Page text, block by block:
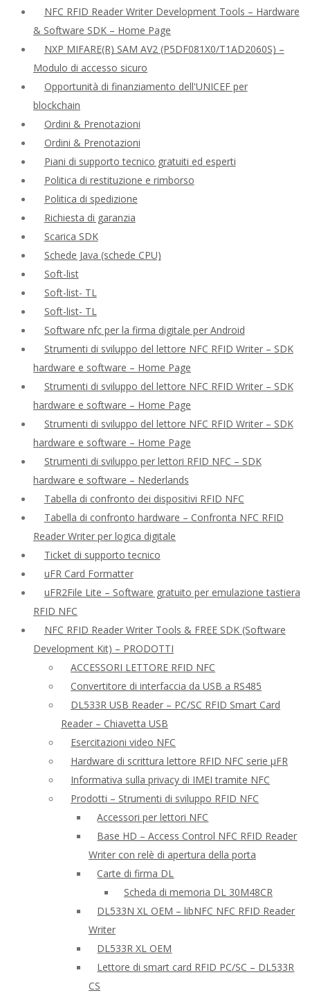
NFC RFID Reader Writer Development Tools – Hardware
& Software SDK – Home Page
NXP MIFARE(R) SAM AV2 (P5DF081X0/T1AD2060S) –
Modulo di accesso sicuro
Opportunità di finanziamento dell'UNICEF per
blockchain
Ordini & Prenotazioni
Ordini & Prenotazioni
Piani di supporto tecnico gratuiti ed esperti
Politica di restituzione e rimborso
Politica di spedizione
Richiesta di garanzia
Scarica SDK
Schede Java (schede CPU)
Soft-list
Soft-list- TL
Soft-list- TL
Software nfc per la firma digitale per Android
Strumenti di sviluppo del lettore NFC RFID Writer – SDK
hardware e software – Home Page
Strumenti di sviluppo del lettore NFC RFID Writer – SDK
hardware e software – Home Page
Strumenti di sviluppo del lettore NFC RFID Writer – SDK
hardware e software – Home Page
Strumenti di sviluppo per lettori RFID NFC – SDK
hardware e software – Nederlands
Tabella di confronto dei dispositivi RFID NFC
Tabella di confronto hardware – Confronta NFC RFID
Reader Writer per logica digitale
Ticket di supporto tecnico
uFR Card Formatter
uFR2File Lite – Software gratuito per emulazione tastiera
RFID NFC
NFC RFID Reader Writer Tools & FREE SDK (Software
Development Kit) – PRODOTTI
ACCESSORI LETTORE RFID NFC
Convertitore di interfaccia da USB a RS485
DL533R USB Reader – PC/SC RFID Smart Card
Reader – Chiavetta USB
Esercitazioni video NFC
Hardware di scrittura lettore RFID NFC serie μFR
Informativa sulla privacy di IMEI tramite NFC
Prodotti – Strumenti di sviluppo RFID NFC
Accessori per lettori NFC
Base HD – Access Control NFC RFID Reader
Writer con relè di apertura della porta
Carte di firma DL
Scheda di memoria DL 30M48CR
DL533N XL OEM – libNFC NFC RFID Reader
Writer
DL533R XL OEM
Lettore di smart card RFID PC/SC – DL533R
CS